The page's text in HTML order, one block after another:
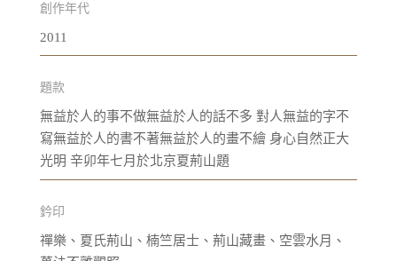
創作年代
2011
題款
無益於人的事不做無益於人的話不多 對人無益的字不
寫無益於人的書不著無益於人的畫不繪 身心自然正大
光明 辛卯年七月於北京夏荊山題
鈐印
禪樂、夏氏荊山、楠竺居士、荊山藏畫、空雲水月、